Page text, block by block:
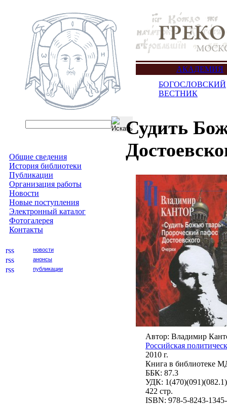
АКАДЕМИЯ
БОГОСЛОВСКИЙ
ВЕСТНИК
Общие сведения
История библиотеки
Публикации
Организация работы
Новости
Новые поступления
Электронный каталог
Фотогалерея
Контакты
новости
анонсы
публикации
Судить
Автор: Владимир
Российская
2010 г.
Книга в библиотеке
ББК: 87.3
УДК: 1(470)(091)(082.1)
422 стр.
ISBN: 978-5-8243-